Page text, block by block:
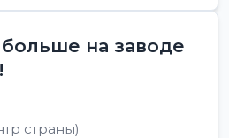
на заводе
страны)